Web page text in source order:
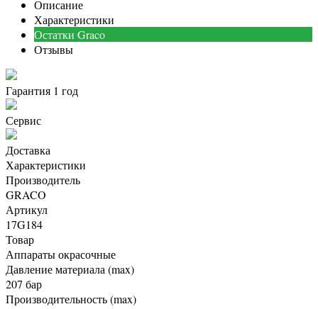
Описание
Характеристики
Остатки Graco
Отзывы
Гарантия 1 год
Сервис
Доставка
Характеристики
Производитель
GRACO
Артикул
17G184
Товар
Аппараты окрасочные
Давление материала (max)
207 бар
Производительность (max)